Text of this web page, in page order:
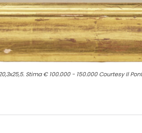
Stima € 100.000 - 150.000 Courtesy Il